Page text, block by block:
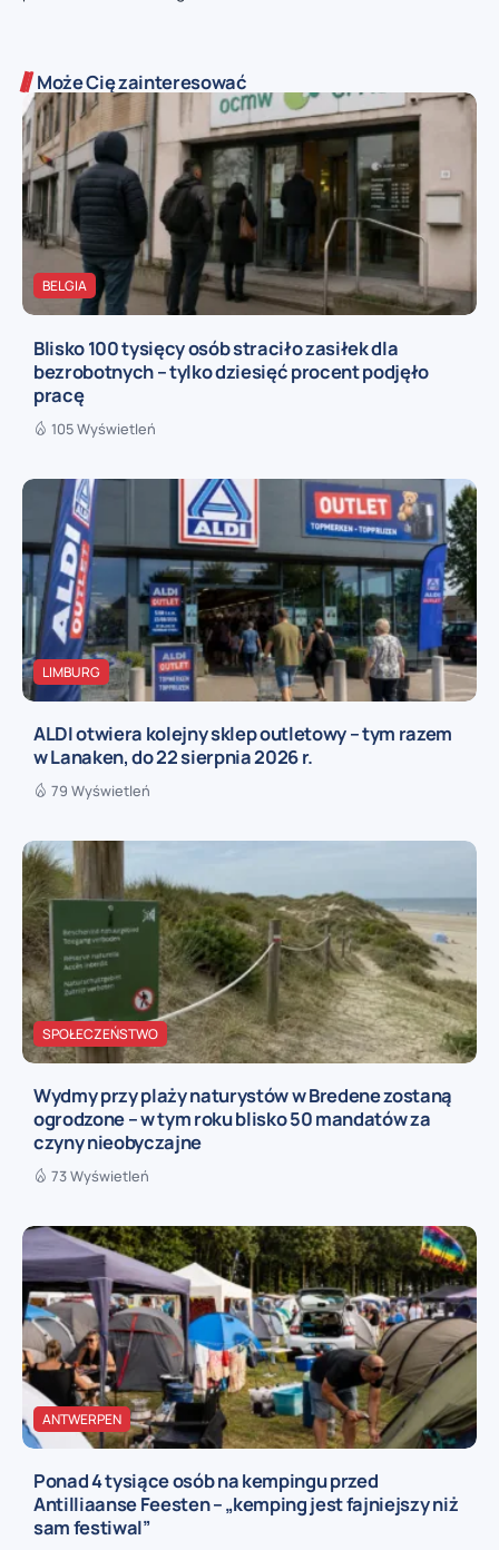
Może Cię zainteresować
BELGIA
Blisko 100 tysięcy osób straciło zasiłek dla
bezrobotnych – tylko dziesięć procent podjęło
pracę
105 Wyświetleń
LIMBURG
ALDI otwiera kolejny sklep outletowy – tym razem
w Lanaken, do 22 sierpnia 2026 r.
79 Wyświetleń
SPOŁECZEŃSTWO
Wydmy przy plaży naturystów w Bredene zostaną
ogrodzone – w tym roku blisko 50 mandatów za
czyny nieobyczajne
73 Wyświetleń
ANTWERPEN
Ponad 4 tysiące osób na kempingu przed
Antilliaanse Feesten – „kemping jest fajniejszy niż
sam festiwal”